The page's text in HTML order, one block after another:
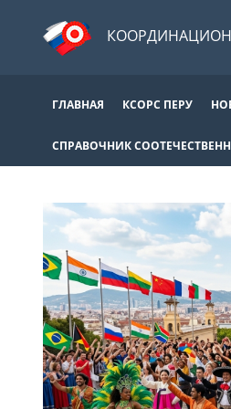
ГЛАВНАЯ КСОРС ПЕРУ
СПРАВОЧНИК